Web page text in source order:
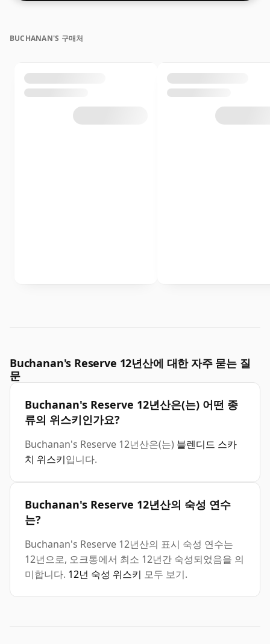
BUCHANAN'S 구매처
Buchanan's Reserve 12년산에 대한 자주 묻는 질
문
Buchanan's Reserve 12년산은(는) 어떤 종
류의 위스키인가요?
Buchanan's Reserve 12년산은(는) 블렌디드 스카
치 위스키입니다.
Buchanan's Reserve 12년산의 숙성 연수
는?
Buchanan's Reserve 12년산의 표시 숙성 연수는
12년으로, 오크통에서 최소 12년간 숙성되었음을 의
미합니다. 12년 숙성 위스키 모두 보기.